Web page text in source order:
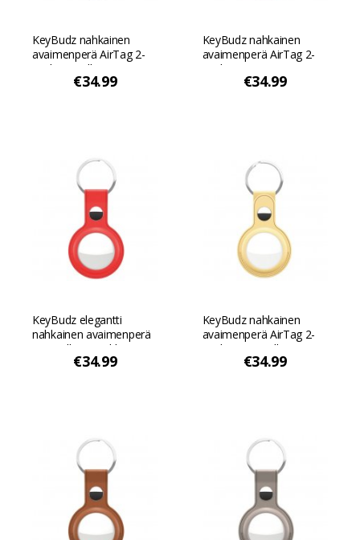
KeyBudz nahkainen
avaimenperä AirTag 2-
packiin - Valkoinen
€34.99
KeyBudz nahkainen
avaimenperä AirTag 2-
packiin -
Vaaleanpunainen
€34.99
KeyBudz elegantti
nahkainen avaimenperä
AirTagille - 2-pakkaus -
Punainen Punainen
€34.99
KeyBudz nahkainen
avaimenperä AirTag 2-
packiin - Pastellin
keltainen Pastellin
€34.99